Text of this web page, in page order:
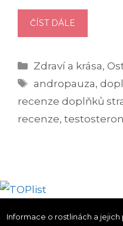
ČÍST DÁLE
SKUTEČNĚ
MUŽŮM
NABÝT
VITALITU?
Rubriky
Zdraví a krása,
Štítky
andropauza,
recenze doplňků
recenze, testosteron
Informace o rostlinách a